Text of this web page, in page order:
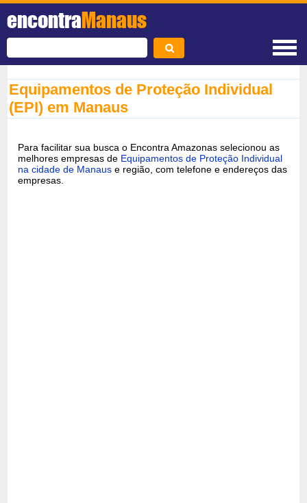
encontraManaus
Equipamentos de Proteção Individual
(EPI) em Manaus
Para facilitar sua busca o Encontra Amazonas selecionou as
melhores empresas de Equipamentos de Proteção Individual
na cidade de Manaus e região, com telefone e endereços das
empresas.